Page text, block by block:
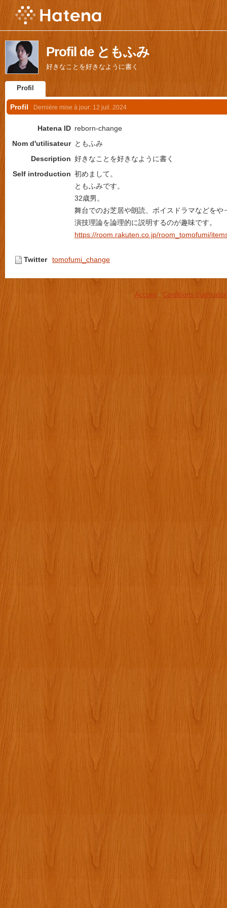
Profil de ともふみ
好きなことを好きなように書く
Profil
Profil Dernière mise à jour: 12 juil. 2024
Hatena ID reborn-change
Nom d'utilisateur ともふみ
Description 好きなことを好きなように書く
Self introduction 初めまして。
ともふみです。
32歳男。
舞台でのお芝居や朗読、ボイスドラマなどをや
演技理論を論理的に説明するのが趣味です。
https://room.rakuten.co.jp/room_tomofumi/
Twitter tomofumi_change
Accueil - Conditions